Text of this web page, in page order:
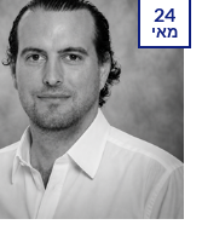
24
מאי